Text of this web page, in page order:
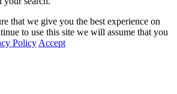
that we give you the best experience on
to use this site we will assume that you
Policy Accept